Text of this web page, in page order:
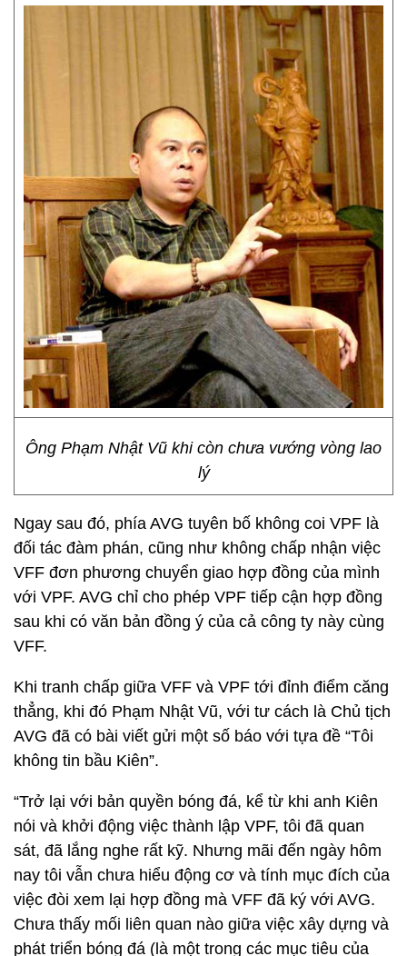
Ông Phạm Nhật Vũ khi còn chưa vướng vòng lao
lý
Ngay sau đó, phía AVG tuyên bố không coi VPF là
đối tác đàm phán, cũng như không chấp nhận việc
VFF đơn phương chuyển giao hợp đồng của mình
với VPF. AVG chỉ cho phép VPF tiếp cận hợp đồng
sau khi có văn bản đồng ý của cả công ty này cùng
VFF.
Khi tranh chấp giữa VFF và VPF tới đỉnh điểm căng
thẳng, khi đó Phạm Nhật Vũ, với tư cách là Chủ tịch
AVG đã có bài viết gửi một số báo với tựa đề “Tôi
không tin bầu Kiên”.
“Trở lại với bản quyền bóng đá, kể từ khi anh Kiên
nói và khởi động việc thành lập VPF, tôi đã quan
sát, đã lắng nghe rất kỹ. Nhưng mãi đến ngày hôm
nay tôi vẫn chưa hiểu động cơ và tính mục đích của
việc đòi xem lại hợp đồng mà VFF đã ký với AVG.
Chưa thấy mối liên quan nào giữa việc xây dựng và
phát triển bóng đá (là một trong các mục tiêu của